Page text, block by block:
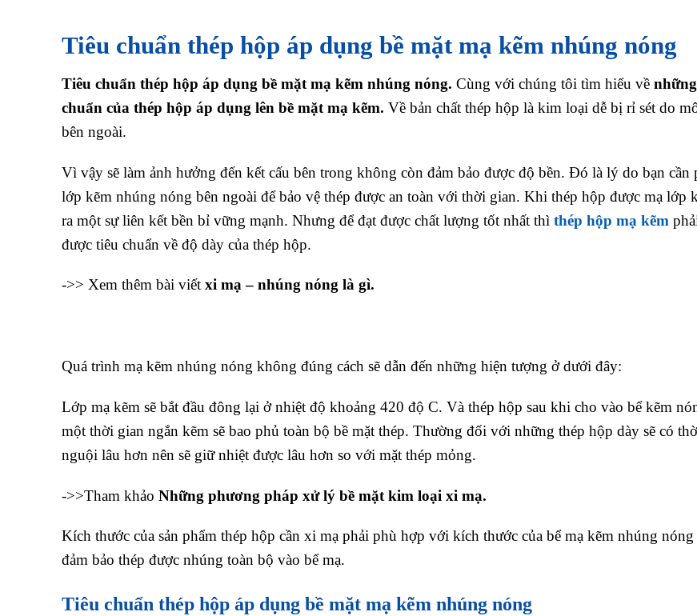
Tiêu chuẩn thép hộp áp dụng bề mặt mạ kẽm nhúng nóng
Tiêu chuẩn thép hộp áp dụng bề mặt mạ kẽm nhúng nóng. Cùng với chúng tôi tìm hiểu về
chuẩn của thép hộp áp dụng lên bề mặt mạ kẽm. Về bản chất thép hộp là kim loại dễ bị rỉ sét do
bên ngoài.
Vì vậy sẽ làm ảnh hưởng đến kết cấu bên trong không còn đảm bảo được độ bền. Đó là lý do bạn cần
lớp kẽm nhúng nóng bên ngoài để bảo vệ thép được an toàn với thời gian. Khi thép hộp được mạ lớp
ra một sự liên kết bền bỉ vững mạnh. Nhưng để đạt được chất lượng tốt nhất thì thép hộp mạ kẽm
được tiêu chuẩn về độ dày của thép hộp.
->> Xem thêm bài viết xi mạ – nhúng nóng là gì.
Quá trình mạ kẽm nhúng nóng không đúng cách sẽ dẫn đến những hiện tượng ở dưới đây:
Lớp mạ kẽm sẽ bắt đầu đông lại ở nhiệt độ khoảng 420 độ C. Và thép hộp sau khi cho vào bể kẽm
một thời gian ngắn kẽm sẽ bao phủ toàn bộ bề mặt thép. Thường đối với những thép hộp dày sẽ có
nguội lâu hơn nên sẽ giữ nhiệt được lâu hơn so với mặt thép mỏng.
->>Tham khảo Những phương pháp xử lý bề mặt kim loại xi mạ.
Kích thước của sản phẩm thép hộp cần xi mạ phải phù hợp với kích thước của bể mạ kẽm nhúng
đảm bảo thép được nhúng toàn bộ vào bể mạ.
Tiêu chuẩn thép hộp áp dụng bề mặt mạ kẽm nhúng nóng